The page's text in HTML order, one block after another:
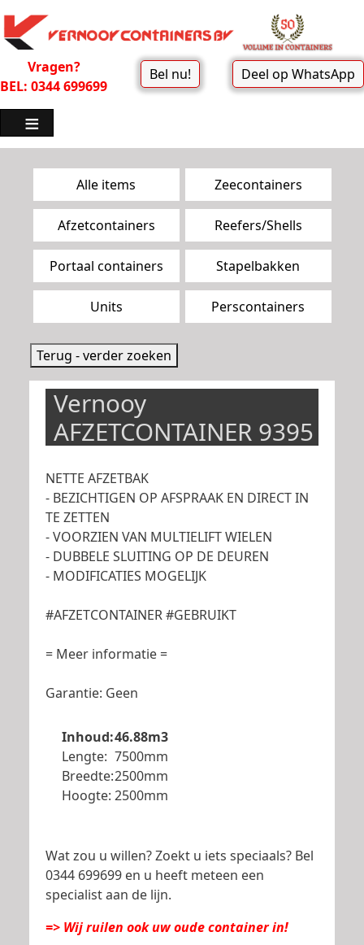
Vragen?
BEL: 0344 699699
Bel nu! Deel op WhatsApp
Zoekpagina menu
Alle items Zeecontainers
Afzetcontainers Reefers/Shells
Portaal containers Stapelbakken
Units Perscontainers
Terug - verder zoeken
Vernooy
AFZETCONTAINER 9395
NETTE AFZETBAK
- BEZICHTIGEN OP AFSPRAAK EN DIRECT IN
TE ZETTEN
- VOORZIEN VAN MULTIELIFT WIELEN
- DUBBELE SLUITING OP DE DEUREN
- MODIFICATIES MOGELIJK
#AFZETCONTAINER #GEBRUIKT
= Meer informatie =
Garantie: Geen
Inhoud:46.88m3
Lengte: 7500mm
Breedte:2500mm
Hoogte: 2500mm
Wat zou u willen? Zoekt u iets speciaals? Bel
0344 699699 en u heeft meteen een
specialist aan de lijn.
=> Wij ruilen ook uw oude container in!